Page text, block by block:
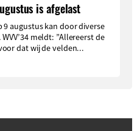
is afgelast
9 augustus kan door diverse
meldt: ”Allereerst de
dat wij de velden...